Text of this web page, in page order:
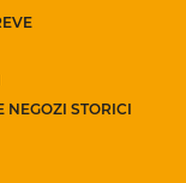
NEGOZI STORICI